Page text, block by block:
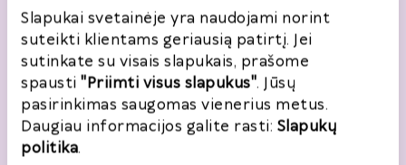
Slapukai svetainėje yra naudojami norint
suteikti klientams geriausią patirtį. Jei
sutinkate su visais slapukais, prašome
spausti "Priimti visus slapukus". Jūsų
pasirinkimas saugomas vienerius metus.
Daugiau informacijos galite rasti: Slapukų
politika.
Miestas*
Pašto kodas